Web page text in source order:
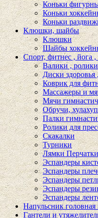
Коньки
Коньки
Коньки
Клюшки, шайбы
Клюшки
Шайбы
Спорт, фитнес , йога ,
Валики ,
Диски здоровья
Коврик для
Массажеры и
Мячи
Обручи,
Палки
Ролики для
Скакалки
Турники
Лямки
Эспандеры
Эспандеры
Эспандеры
Эспандеры
Эспандеры
Напульсник головная
Гантели и